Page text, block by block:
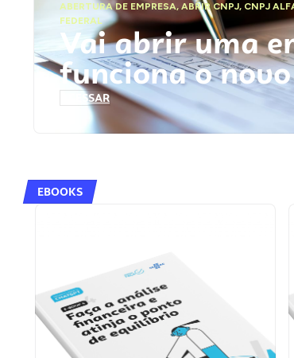
ABERTURA DE EMPRESA,ABRIR CNPJ, CNPJ
FEDERAL
Vai abrir uma
funciona o
ACESSAR
EBOOKS